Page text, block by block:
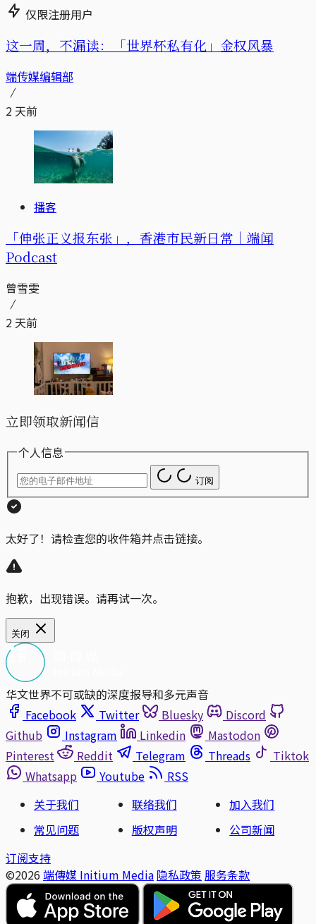
仅限注册用户
这一周，不漏读：「世界杯私有化」金权风暴
端传媒编辑部
2 天前
播客
「伸张正义报东张」，香港市民新日常｜端闻
Podcast
曾雪雯
2 天前
立即领取新闻信
个人信息
订阅
太好了！请检查您的收件箱并点击链接。
抱歉，出现错误。请再试一次。
关闭
华文世界不可或缺的深度报导和多元声音
Facebook
Twitter Bluesky
Discord
Github
Instagram Linkedin
Mastodon
Pinterest
Reddit Telegram Threads
Tiktok
Whatsapp
Youtube
RSS
关于我们
联络我们
加入我们
常见问题
版权声明
公司新闻
订阅支持
©2026 端傳媒 Initium Media 隐私政策 服务条款